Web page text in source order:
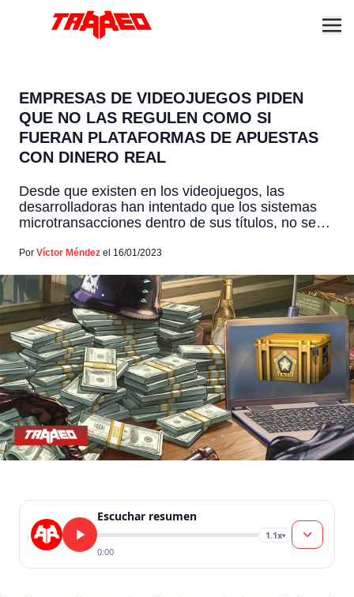
EMPRESAS DE VIDEOJUEGOS PIDEN
QUE NO LAS REGULEN COMO SI
FUERAN PLATAFORMAS DE APUESTAS
CON DINERO REAL
Desde que existen en los videojuegos, las
desarrolladoras han intentado que los sistemas
microtransacciones dentro de sus títulos, no sean
a recalcar algunos representantes de la industria
India que separe a los videojuegos de los juegos
que […]
Por Víctor Méndez el 16/01/2023
Escuchar resumen
1.1x▾
0:00